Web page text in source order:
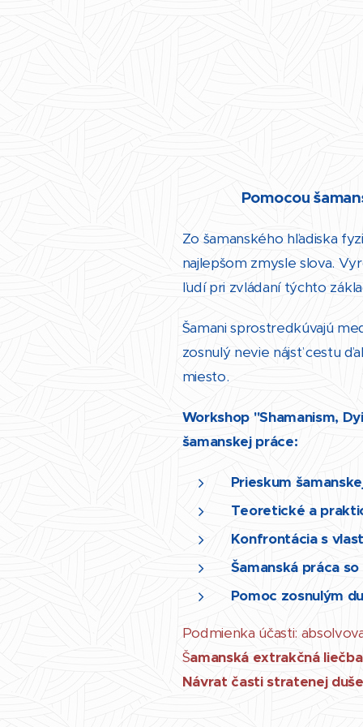
Pomocou
Zo šamanského hľadiska
najlepšom zmysle slova.
ľudí pri zvládaní týchto
Šamani sprostredkúvajú
zosnulý nevie nájsť cestu
miesto.
Workshop "Shamanism,
šamanskej práce:
Prieskum
Teoretické a
Konfrontácia s
Šamanská práca
Pomoc zosnulým
Podmienka účasti:
Šamanská extrakčná
Návrat časti stratenej